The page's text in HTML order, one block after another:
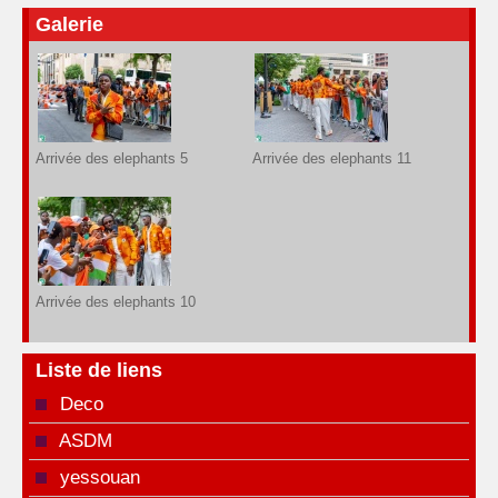
Galerie
Arrivée des elephants 5 Arrivée des elephants 11
Arrivée des elephants 10
Liste de liens
Deco
ASDM
yessouan